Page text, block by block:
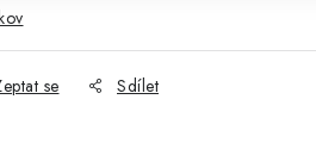
se Sdílet